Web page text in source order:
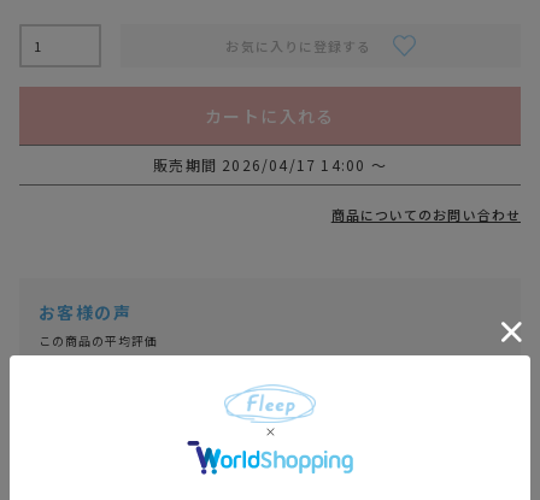
お気に入りに登録する
カートに入れる
販売期間 2026/04/17 14:00 〜
商品についてのお問い合わせ
5.00